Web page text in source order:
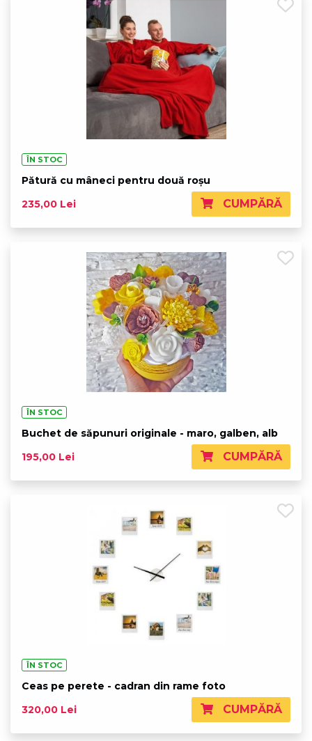
ÎN STOC
Pătură cu mâneci pentru două roșu
235,00 Lei
CUMPĂRĂ
ÎN STOC
Buchet de săpunuri originale - maro, galben, alb
195,00 Lei
CUMPĂRĂ
ÎN STOC
Ceas pe perete - cadran din rame foto
320,00 Lei
CUMPĂRĂ